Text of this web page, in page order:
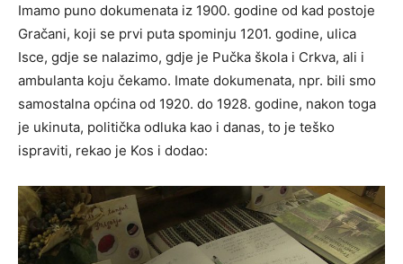
Imamo puno dokumenata iz 1900. godine od kad postoje
Gračani, koji se prvi puta spominju 1201. godine, ulica
Isce, gdje se nalazimo, gdje je Pučka škola i Crkva, ali i
ambulanta koju čekamo. Imate dokumenata, npr. bili smo
samostalna općina od 1920. do 1928. godine, nakon toga
je ukinuta, politička odluka kao i danas, to je teško
ispraviti, rekao je Kos i dodao: